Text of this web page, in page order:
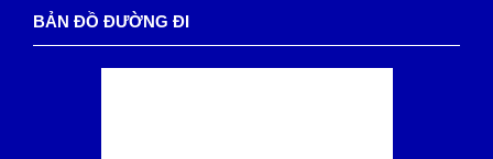
BẢN ĐỒ ĐƯỜNG ĐI